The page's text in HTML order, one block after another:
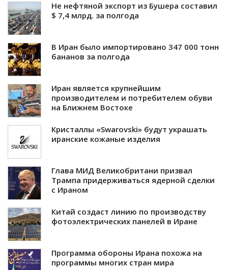
Не нефтяной экспорт из Бушера составил
$ 7,4 млрд. за полгода
В Иран было импортировано 347 000 тонн
бананов за полгода
Иран является крупнейшим
производителем и потребителем обуви
на Ближнем Востоке
Кристаллы «Swarovski» будут украшать
иранские кожаные изделия
Глава МИД Великобритани призвал
Трампа придерживаться ядерной сделки
с Ираном
Китай создаст линию по производству
фотоэлектрических панелей в Иране
Программа обороны Ирана похожа на
программы многих стран мира